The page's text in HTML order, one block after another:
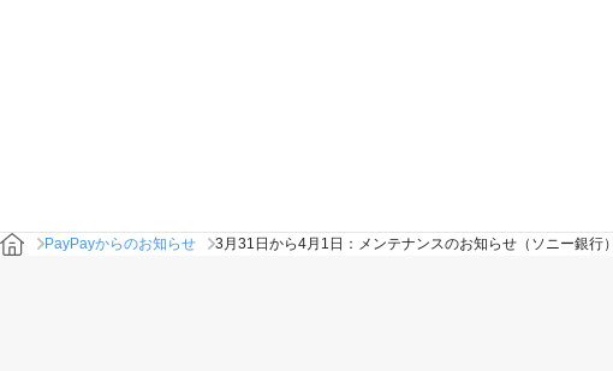
PayPayからのお知らせ 3月31日から4月1日：メンテナンスのお知らせ（ソニー銀行）